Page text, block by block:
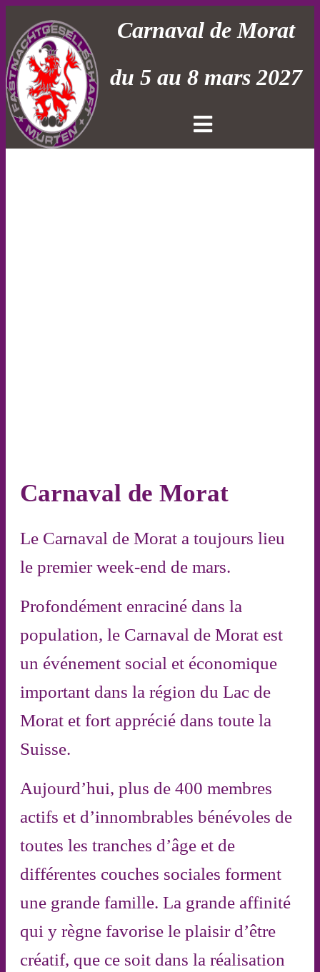
Carnaval de Morat
du 5 au 8 mars 2027
Carnaval de Morat
Le Carnaval de Morat a toujours lieu
le premier week-end de mars.
Profondément enraciné dans la
population, le Carnaval de Morat est
un événement social et économique
important dans la région du Lac de
Morat et fort apprécié dans toute la
Suisse.
Aujourd’hui, plus de 400 membres
actifs et d’innombrables bénévoles de
toutes les tranches d’âge et de
différentes couches sociales forment
une grande famille. La grande affinité
qui y règne favorise le plaisir d’être
créatif, que ce soit dans la réalisation